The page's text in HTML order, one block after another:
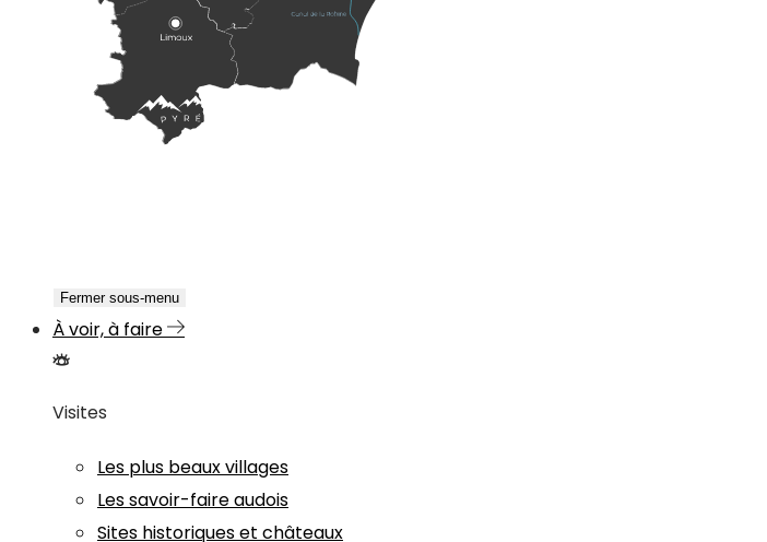
Fermer sous-menu
À voir, à faire
Visites
Les plus beaux villages
Les savoir-faire audois
Sites historiques et châteaux